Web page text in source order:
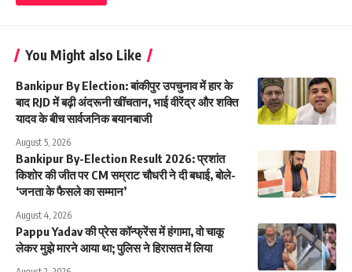
You Might also Like
Bankipur By Election: बांकीपुर उपचुनाव में हार के
बाद RJD में बढ़ी अंदरूनी खींचतान, भाई वीरेंद्र और शक्ति
यादव के बीच सार्वजनिक बयानबाजी
August 5, 2026
Bankipur By-Election Result 2026: प्रशांत
किशोर की जीत पर CM सम्राट चौधरी ने दी बधाई, बोले-
‘जनता के फैसले का सम्मान’
August 4, 2026
Pappu Yadav की प्रेस कॉन्फ्रेंस में हंगामा, वो चाकू
लेकर मुझे मारने आया था; पुलिस ने हिरासत में लिया